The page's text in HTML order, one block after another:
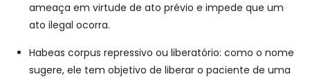
ameaça em virtude de ato prévio e impede que um
ato ilegal ocorra.
Habeas corpus repressivo ou liberatório: como o nome
sugere, ele tem objetivo de liberar o paciente de uma